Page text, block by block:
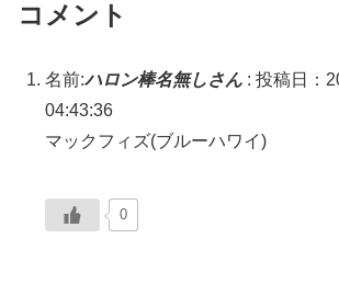
コメント
名前:ハロン棒名無しさん : 投稿日：
04:43:36
マックフィズ(ブルーハワイ)
0